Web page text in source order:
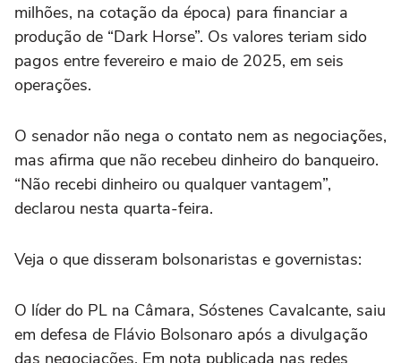
milhões, na cotação da época) para financiar a
produção de “Dark Horse”. Os valores teriam sido
pagos entre fevereiro e maio de 2025, em seis
operações.
O senador não nega o contato nem as negociações,
mas afirma que não recebeu dinheiro do banqueiro.
“Não recebi dinheiro ou qualquer vantagem”,
declarou nesta quarta-feira.
Veja o que disseram bolsonaristas e governistas:
O líder do PL na Câmara, Sóstenes Cavalcante, saiu
em defesa de Flávio Bolsonaro após a divulgação
das negociações. Em nota publicada nas redes